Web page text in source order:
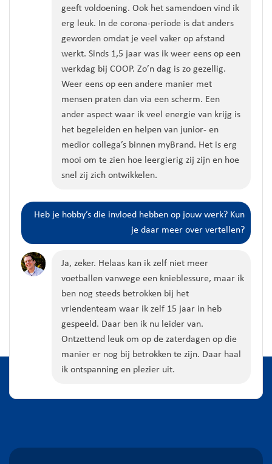
geeft voldoening. Ook het samendoen vind ik
erg leuk.
In de corona-periode is dat anders
geworden omdat je veel vaker op afstand
werkt. Sinds 1,5 jaar was ik weer eens op een
werkdag bij COOP. Zo’n dag is zo gezellig.
Weer eens op een andere manier met
mensen praten dan via een scherm. Een
ander aspect waar ik veel energie van krijg is
het begeleiden en helpen van junior- en
medior collega’s binnen myBrand. Het is erg
mooi om te zien hoe leergierig zij zijn en hoe
snel zij zich ontwikkelen.
Heb je hobby’s die invloed hebben op jouw werk? Kun
je daar meer over vertellen?
Ja, zeker. Helaas kan ik zelf niet meer
voetballen vanwege een knieblessure, maar ik
ben nog steeds betrokken bij het
vriendenteam waar ik zelf 15 jaar in heb
gespeeld. Daar ben ik nu leider van.
Ontzettend leuk om op de zaterdagen op die
manier er nog bij betrokken te zijn. Daar haal
ik ontspanning en plezier uit.